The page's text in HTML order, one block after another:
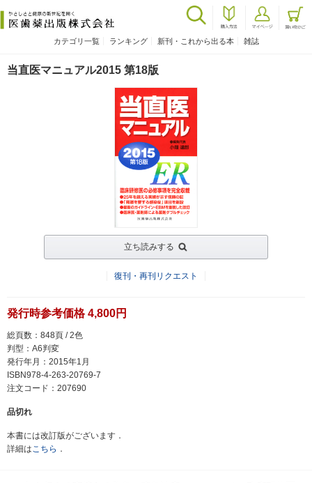
カテゴリ一覧 ランキング 新刊・これから出る本 雑誌
当直医マニュアル2015 第18版
立ち読みする
復刊・再刊リクエスト
発行時参考価格 4,800円
総頁数：848頁 / 2色
判型：A6判変
発行年月：2015年1月
ISBN978-4-263-20769-7
注文コード：207690
品切れ
本書には改訂版がございます．
詳細はこちら ．